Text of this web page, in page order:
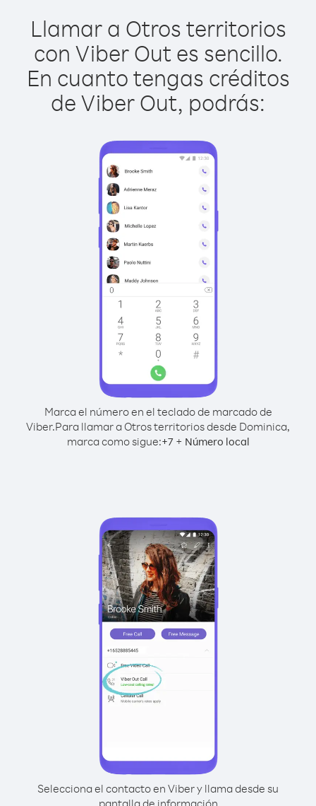
Llamar a Otros territorios
con Viber Out es sencillo.
En cuanto tengas créditos
de Viber Out, podrás:
Marca el número en el teclado de marcado de
Viber.Para llamar a Otros territorios desde Dominica,
marca como sigue:+7+ Número local
Selecciona el contacto en Viber y llama desde su
pantalla de información